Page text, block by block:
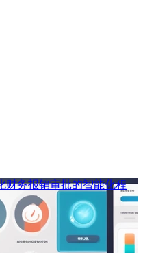
财务报销审批的智能化程